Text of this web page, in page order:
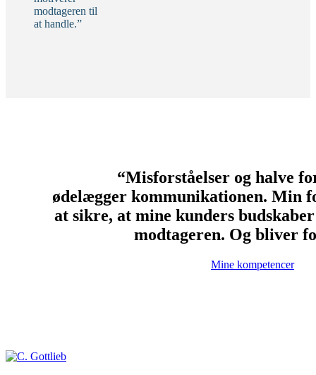
modtageren til
at handle.”
“Misforståelser og halve
ødelægger kommunikationen. Min
at sikre, at mine kunders
modtageren. Og bliver
Mine kompetencer